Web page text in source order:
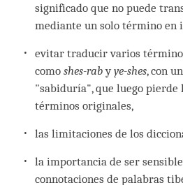
significado que no puede
mediante un solo término en
evitar traducir varios
comoshes-rabyye-shes, con
"sabiduría", que luego
términos originales,
las limitaciones de los
la importancia de ser
connotaciones de palabras